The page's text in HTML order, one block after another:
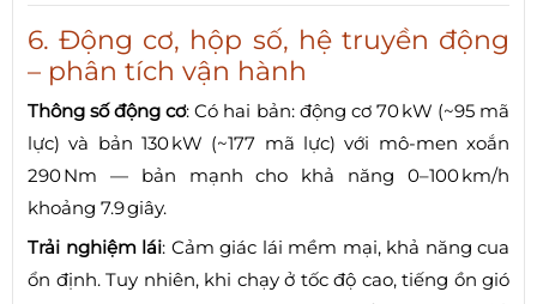
6. Động cơ, hộp số, hệ truyền động
– phân tích vận hành
Thông số động cơ: Có hai bản: động cơ 70 kW (~95 mã
lực) và bản 130 kW (~177 mã lực) với mô-men xoắn
290 Nm — bản mạnh cho khả năng 0–100 km/h
khoảng 7.9 giây.
Trải nghiệm lái: Cảm giác lái mềm mại, khả năng cua
ổn định. Tuy nhiên, khi chạy ở tốc độ cao, tiếng ồn gió